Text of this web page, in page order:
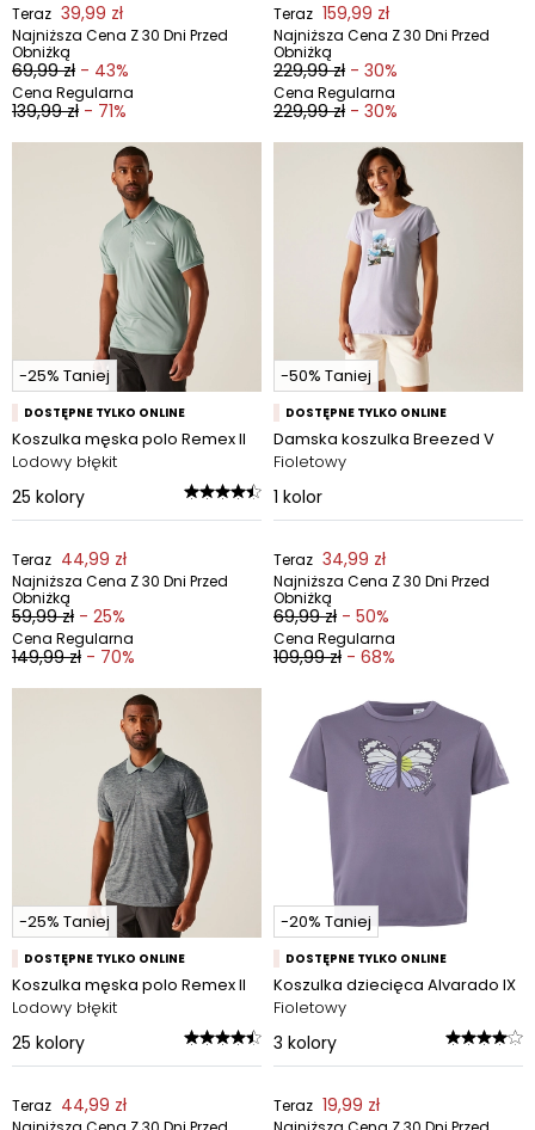
Teraz 39,99 zł
Najniższa Cena Z 30 Dni Przed
Obniżką
69,99 zł - 43%
Cena Regularna
139,99 zł - 71%
Teraz 159,99 zł
Najniższa Cena Z 30 Dni Przed
Obniżką
229,99 zł - 30%
Cena Regularna
229,99 zł - 30%
-25% Taniej
DOSTĘPNE TYLKO ONLINE
Koszulka męska polo Remex II
Lodowy błękit
25 kolory
Teraz 44,99 zł
Najniższa Cena Z 30 Dni Przed
Obniżką
59,99 zł - 25%
Cena Regularna
149,99 zł - 70%
-50% Taniej
DOSTĘPNE TYLKO ONLINE
Damska koszulka Breezed V
Fioletowy
1 kolor
Teraz 34,99 zł
Najniższa Cena Z 30 Dni Przed
Obniżką
69,99 zł - 50%
Cena Regularna
109,99 zł - 68%
-25% Taniej
DOSTĘPNE TYLKO ONLINE
Koszulka męska polo Remex II
Lodowy błękit
25 kolory
Teraz 44,99 zł
-20% Taniej
DOSTĘPNE TYLKO ONLINE
Koszulka dziecięca Alvarado IX
Fioletowy
3 kolory
Teraz 19,99 zł